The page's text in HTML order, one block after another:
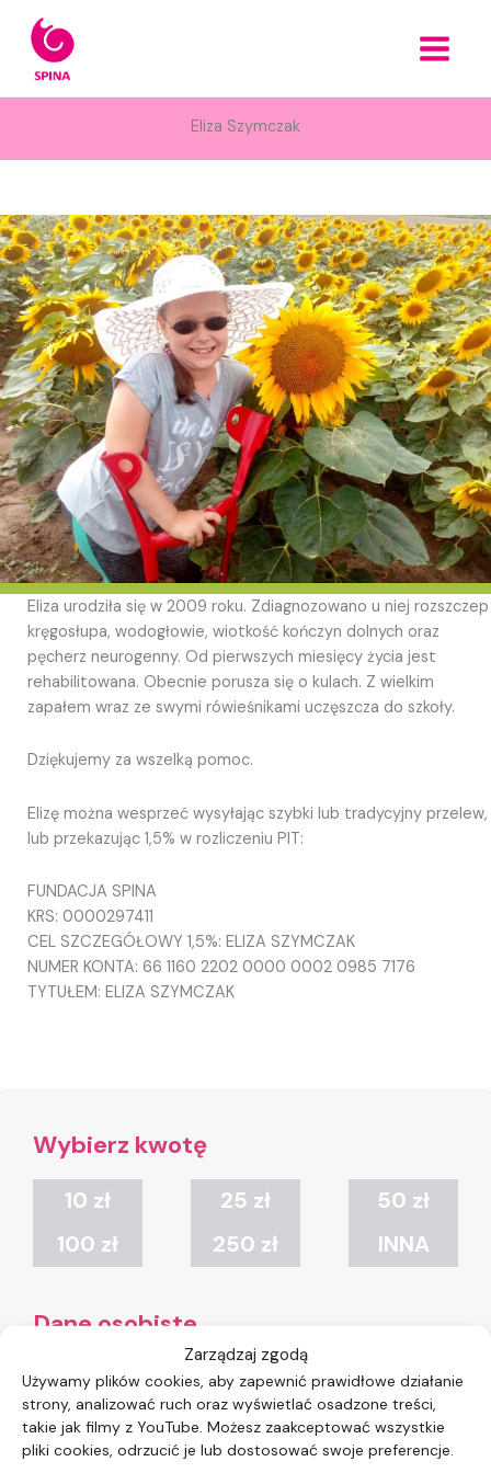
Zarządzaj zgodą
Używamy plików cookies, aby zapewnić prawidłowe działanie
strony, analizować ruch oraz wyświetlać osadzone treści,
takie jak filmy z YouTube. Możesz zaakceptować wszystkie
pliki cookies, odrzucić je lub dostosować swoje preferencje.
treści
Eliza Szymczak
Eliza urodziła się w 2009 roku. Zdiagnozowano u niej rozszczep
kręgosłupa, wodogłowie, wiotkość kończyn dolnych oraz
pęcherz neurogenny. Od pierwszych miesięcy życia jest
rehabilitowana. Obecnie porusza się o kulach. Z wielkim
zapałem wraz ze swymi rówieśnikami uczęszcza do szkoły.
Dziękujemy za wszelką pomoc.
Elizę można wesprzeć wysyłając szybki lub tradycyjny przelew,
lub przekazując 1,5% w rozliczeniu PIT:
FUNDACJA SPINA
KRS: 0000297411
CEL SZCZEGÓŁOWY 1,5%: ELIZA SZYMCZAK
NUMER KONTA: 66 1160 2202 0000 0002 0985 7176
TYTUŁEM: ELIZA SZYMCZAK
Wybierz kwotę
10 zł 25 zł
50 zł
100 zł
250 zł INNA
Dane osobiste